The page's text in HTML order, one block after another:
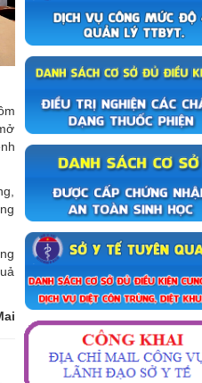
Đỡ đẻ thường phần 2
Đỡ để thường phần 1
Sinh mổ
Lẻ loi người thầy thuốc
Chiến dịch truyền thông Tay-
Chân- Miệng
Trập trùng mây núi Hà Giang
Khoảnh khắc Hà Giang